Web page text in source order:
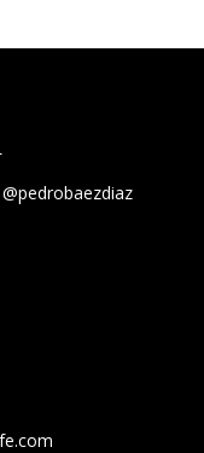
@pedrobaezdiaz